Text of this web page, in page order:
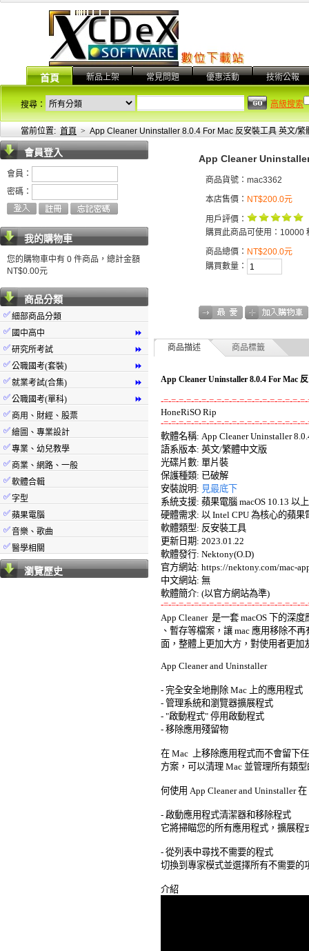
首頁 新品上架 常見問題 優惠活動 技術公報
搜尋： 高級搜索
當前位置: 首頁 > App Cleaner Uninstaller 8.0.4 For Mac 反安裝工具 英文/繁
會員登入
會員：
密碼：
我的購物車
您的購物車中有 0 件商品，總計金額
NT$0.00元
商品分類
✅細部商品分類
⏩
✅ 國中高中
⏩
✅研究所考試
⏩
✅公職國考(套裝)
⏩
✅就業考試(合集)
⏩
✅公職國考(單科)
✅ 商用、財經、股票
✅繪圖、專業設計
✅專業、幼兒教學
✅ 商業、網路、一般
✅軟體合輯
✅字型
✅蘋果電腦
✅音樂、歌曲
✅醫學相關
瀏覽歷史
App Cleaner Uninstaller
商品貨號：mac3362
本店售價： NT$200.0元
用戶評價：
購買此商品可使用：10000
商品總價： NT$200.0元
購買數量：
商品描述 商品標籤
App Cleaner Uninstaller 8.0.4 For Mac
-=-=-=-=-=-=-=-=-=-=-=-=-=-=-=-=-=-=-
-=-=-=-=-=-=-=-=-=-=-=-=-=-=-=-=-=-=-
軟體名稱: App Cleaner Uninstaller
語系版本: 英文/繁體中文版
光碟片數: 單片裝
保護種類: 已破解
安裝說明: 見最底下
系統支援: 蘋果電腦 macOS 10.13 以
硬體需求: 以 Intel CPU 為核心的蘋果
軟體類型: 反安裝工具
更新日期: 2023.01.22
軟體發行: Nektony(O.D)
官方網站: https://nektony.com/mac-
中文網站: 無
-=-=-=-=-=-=-=-=-=-=-=-=-=-=-=-=-=-=-
App Cleaner  是一套 macOS 下的深
、暫存等檔案，讓 mac 應用移除不
面，整體上更加大方，對使用者更加
App Cleaner and Uninstaller
- 完全安全地刪除 Mac 上的應用程式
- 管理系統和瀏覽器擴展程式
- "啟動程式" 停用啟動程式
- 移除應用殘留物
在 Mac  上移除應用程式而不會留下
方案，可以清理 Mac 並管理所有類
何使用 App Cleaner and Uninstaller
- 啟動應用程式清潔器和移除程式
它將掃瞄您的所有應用程式，擴展程
- 從列表中尋找不需要的程式
切換到專家模式並選擇所有不需要的